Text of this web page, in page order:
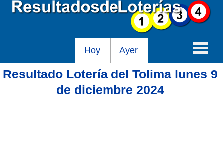
Hoy Ayer
Baloto
Resultado Lotería del Tolima lunes 9
de diciembre 2024